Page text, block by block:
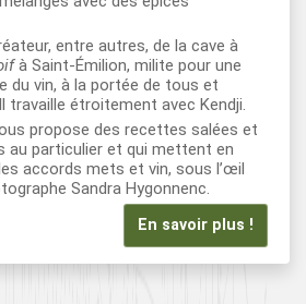
entre autres, de la cave à
à Saint-Émilion, milite pour une
du vin, à la portée de tous et
travaille étroitement avec Kendji.
propose des recettes salées et
au particulier et qui mettent en
accords mets et vin, sous l’œil
Sandra Hygonnenc.
En savoir plus !